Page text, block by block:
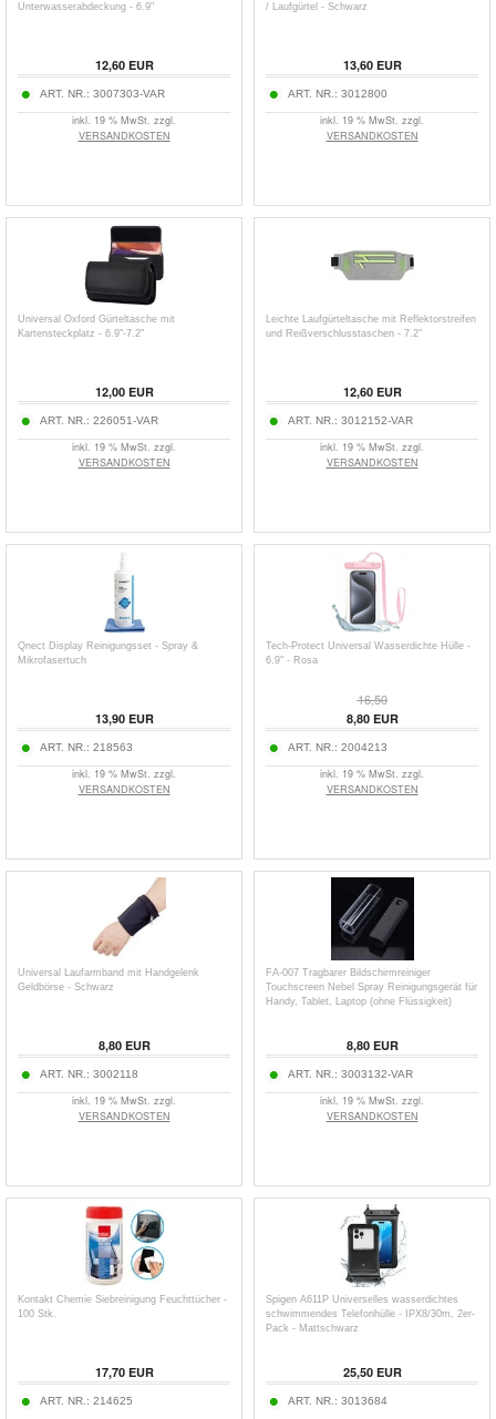
Unterwasserabdeckung - 6.9"
12,60EUR
ART. NR.: 3007303-VAR
inkl. 19 % MwSt. zzgl.
VERSANDKOSTEN
/ Laufgürtel - Schwarz
13,60EUR
ART. NR.: 3012800
inkl. 19 % MwSt. zzgl.
VERSANDKOSTEN
Universal Oxford Gürteltasche mit
Kartensteckplatz - 6.9"-7.2"
12,00EUR
ART. NR.: 226051-VAR
inkl. 19 % MwSt. zzgl.
VERSANDKOSTEN
Leichte Laufgürteltasche mit Reflektorstreifen
und Reißverschlusstaschen - 7.2"
12,60EUR
ART. NR.: 3012152-VAR
inkl. 19 % MwSt. zzgl.
VERSANDKOSTEN
Qnect Display Reinigungsset - Spray &
Mikrofasertuch
13,90EUR
ART. NR.: 218563
inkl. 19 % MwSt. zzgl.
VERSANDKOSTEN
Tech-Protect Universal Wasserdichte Hülle -
6.9" - Rosa
16,50
8,80EUR
ART. NR.: 2004213
inkl. 19 % MwSt. zzgl.
VERSANDKOSTEN
Universal Laufarmband mit Handgelenk
Geldbörse - Schwarz
8,80EUR
ART. NR.: 3002118
inkl. 19 % MwSt. zzgl.
VERSANDKOSTEN
FA-007 Tragbarer Bildschirmreiniger
Touchscreen Nebel Spray Reinigungsgerät für
Handy, Tablet, Laptop (ohne Flüssigkeit)
8,80EUR
ART. NR.: 3003132-VAR
inkl. 19 % MwSt. zzgl.
VERSANDKOSTEN
Kontakt Chemie Siebreinigung Feuchttücher -
100 Stk.
17,70EUR
ART. NR.: 214625
Spigen A611P Universelles wasserdichtes
schwimmendes Telefonhülle - IPX8/30m, 2er-
Pack - Mattschwarz
25,50EUR
ART. NR.: 3013684